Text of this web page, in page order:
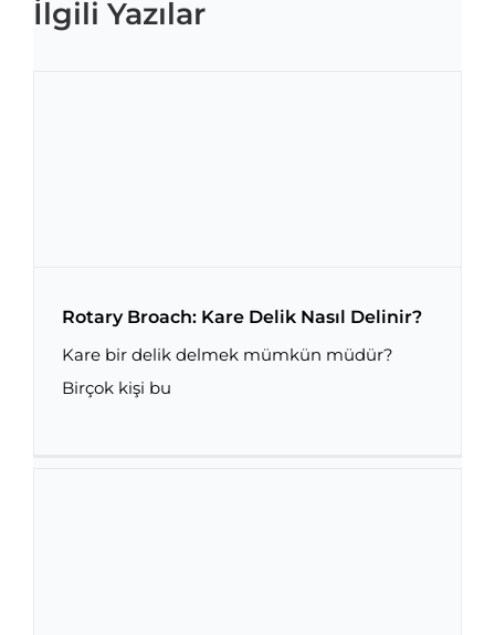
İlgili Yazılar
Rotary Broach: Kare Delik Nasıl Delinir?
Rotary Broach: Kare Delik Nasıl Delinir?
Kare bir delik delmek mümkün müdür?
Birçok kişi bu